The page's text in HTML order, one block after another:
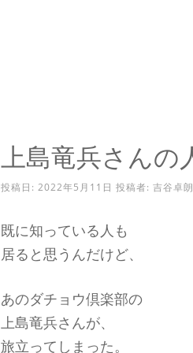
上島竜兵さんの
投稿日: 2022年5月11日 投稿者: 吉谷卓朗
既に知っている人も
居ると思うんだけど、
あのダチョウ倶楽部の
上島竜兵さんが、
旅立ってしまった。